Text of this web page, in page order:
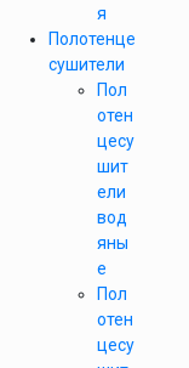
я
Полотенце
сушители
Пол
отен
цесу
шит
ели
вод
яны
е
Пол
отен
цесу